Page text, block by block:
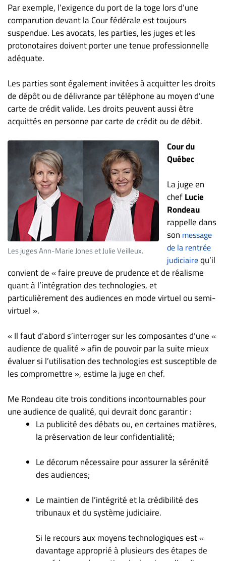
Par exemple, l’exigence du port de la toge lors d’une
comparution devant la Cour fédérale est toujours
suspendue. Les avocats, les parties, les juges et les
protonotaires doivent porter une tenue professionnelle
adéquate.
Les parties sont également invitées à acquitter les droits
de dépôt ou de délivrance par téléphone au moyen d’une
carte de crédit valide. Les droits peuvent aussi être
acquittés en personne par carte de crédit ou de débit.
Les juges Ann-Marie Jones et Julie Veilleux.
Cour du
Québec
La juge en
chefLucie
Rondeau
rappelle dans
son message
de la rentrée
judiciairequ’il
convient de « faire preuve de prudence et de réalisme
quant à l’intégration des technologies, et
particulièrement des audiences en mode virtuel ou semi-
virtuel ».
« Il faut d’abord s’interroger sur les composantes d’une «
audience de qualité » afin de pouvoir par la suite mieux
évaluer si l’utilisation des technologies est susceptible de
les compromettre », estime la juge en chef.
Me Rondeau cite trois conditions incontournables pour
une audience de qualité, qui devrait donc garantir :
La publicité des débats ou, en certaines matières,
la préservation de leur confidentialité;
Le décorum nécessaire pour assurer la sérénité
des audiences;
Le maintien de l’intégrité et la crédibilité des
tribunaux et du système judiciaire.
Si le recours aux moyens technologiques est «
davantage approprié à plusieurs des étapes de